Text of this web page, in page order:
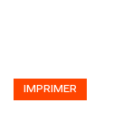
IMPRIMER